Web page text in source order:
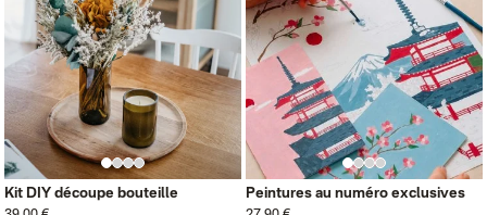
Kit DIY découpe bouteille Peintures au numéro exclusives